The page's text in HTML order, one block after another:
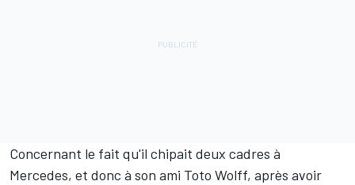
Concernant le fait qu'il chipait deux cadres à
Mercedes, et donc à son ami Toto Wolff, après avoir